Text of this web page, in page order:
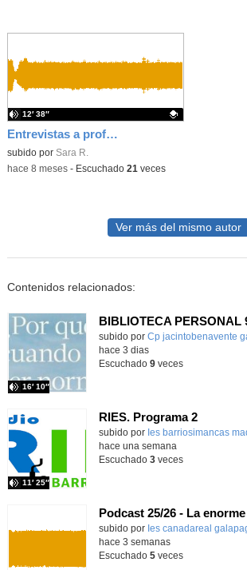
Entrevistas a profesionales: Antonio, estudiante de Nutrición
Contenido educativo.
subido por Sara R.
12′ 38″
-hace 8 meses- Escuchado 21 veces
Ver más del mismo autor
Contenidos relacionados:
Contenido educativo.
subido por Cp jacintobenavente
16′ 10″
hace 3 dias
Escuchado 9veces
RIES. Programa 2
Contenido educativo.
subido por Ies barriosimancas
11′ 25″
hace una semana
Escuchado 3veces
subido por Ies canadareal
hace 3 semanas
Escuchado 5veces